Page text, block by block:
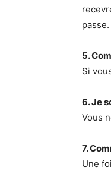
passe.
5.
Si
6. Je
Vous
7.
Une